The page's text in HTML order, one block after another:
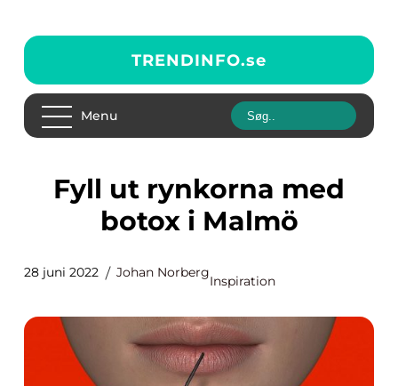
TRENDINFO.se
Menu
Fyll ut rynkorna med
botox i Malmö
28 juni 2022 Johan Norberg
Inspiration